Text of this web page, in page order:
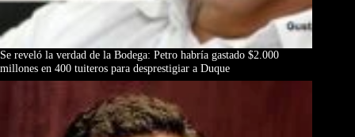
Se reveló la verdad de la Bodega: Petro habría gastado $2.000
millones en 400 tuiteros para desprestigiar a Duque